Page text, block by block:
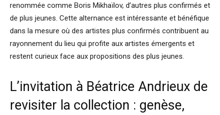
renommée comme Boris Mikhaïlov, d’autres plus confirmés et
de plus jeunes. Cette alternance est intéressante et bénéfique
dans la mesure où des artistes plus confirmés contribuent au
rayonnement du lieu qui profite aux artistes émergents et
restent curieux face aux propositions des plus jeunes.
L’invitation à Béatrice Andrieux de
revisiter la collection : genèse,